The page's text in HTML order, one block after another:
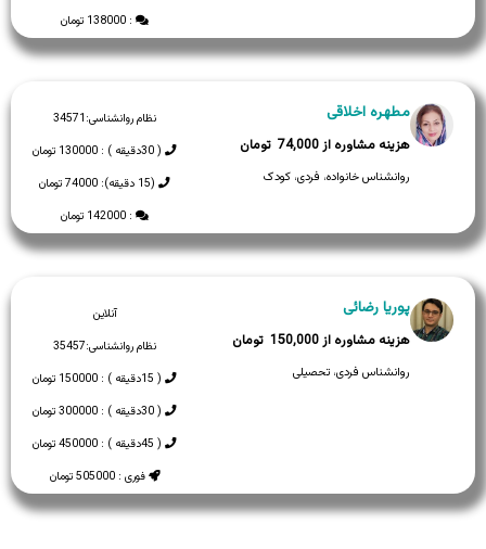
: 138000 تومان
نظام روانشناسی:34571
( 30دقیقه ) : 130000 تومان
(15 دقیقه): 74000 تومان
: 142000 تومان
مطهره اخلاقی
74,000
روانشناس خانواده، فردی، کودک
آنلاین
نظام روانشناسی:35457
( 15دقیقه ) : 150000 تومان
( 30دقیقه ) : 300000 تومان
( 45دقیقه ) : 450000 تومان
فوری : 505000 تومان
پوریا رضائی
150,000
روانشناس فردی، تحصیلی